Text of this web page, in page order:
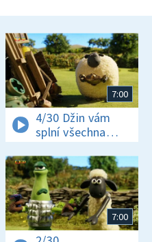
7:00
4/30 Džin vám
splní všechna
přání
7:00